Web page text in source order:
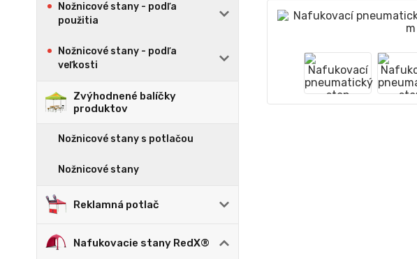
Nožnicové stany - podľa
použitia
Nožnicové stany - podľa
veľkosti
Zvýhodnené balíčky
produktov
Nožnicové stany s potlačou
Nožnicové stany
Reklamná potlač
Nafukovacie stany RedX®